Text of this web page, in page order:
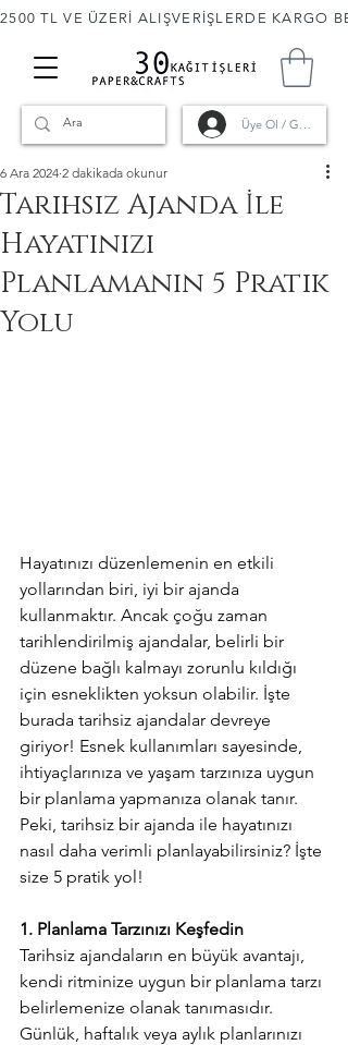
2500 TL VE ÜZERİ ALIŞVERİŞLERDE
Üye Ol / Giriş
Tarihsiz Ajanda İle
Hayatınızı
Planlamanın 5 Pratik
Yolu
6 Ara 2024 2 dakikada okunur
Hayatınızı düzenlemenin en etkili
yollarından biri, iyi bir ajanda
kullanmaktır. Ancak çoğu zaman
tarihlendirilmiş ajandalar, belirli bir
düzene bağlı kalmayı zorunlu kıldığı
için esneklikten yoksun olabilir. İşte
burada tarihsiz ajandalar devreye
giriyor! Esnek kullanımları sayesinde,
ihtiyaçlarınıza ve yaşam tarzınıza uygun
bir planlama yapmanıza olanak tanır.
Peki, tarihsiz bir ajanda ile hayatınızı
nasıl daha verimli planlayabilirsiniz? İşte
size 5 pratik yol!
1. Planlama Tarzınızı Keşfedin
Tarihsiz ajandaların en büyük avantajı,
kendi ritminize uygun bir planlama tarzı
belirlemenize olanak tanımasıdır.
Günlük, haftalık veya aylık planlarınızı